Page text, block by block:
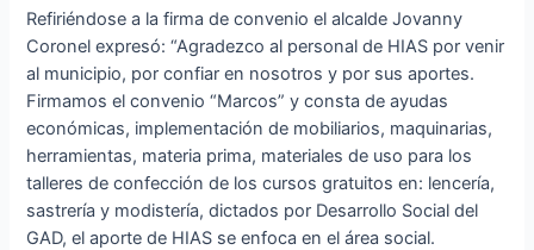
Refiriéndose a la firma de convenio el alcalde Jovanny
Coronel expresó: “Agradezco al personal de HIAS por venir
al municipio, por confiar en nosotros y por sus aportes.
Firmamos el convenio “Marcos” y consta de ayudas
económicas, implementación de mobiliarios, maquinarias,
herramientas, materia prima, materiales de uso para los
talleres de confección de los cursos gratuitos en: lencería,
sastrería y modistería, dictados por Desarrollo Social del
GAD, el aporte de HIAS se enfoca en el área social.